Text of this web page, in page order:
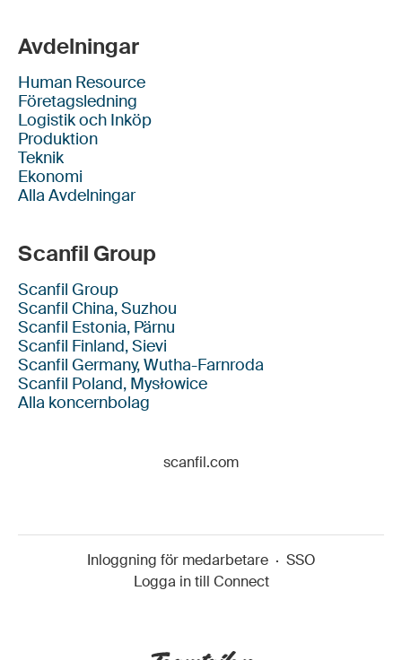
Avdelningar
Human Resource
Företagsledning
Logistik och Inköp
Produktion
Teknik
Ekonomi
Alla Avdelningar
Scanfil Group
Scanfil Group
Scanfil China, Suzhou
Scanfil Estonia, Pärnu
Scanfil Finland, Sievi
Scanfil Germany, Wutha-Farnroda
Scanfil Poland, Mysłowice
Alla koncernbolag
scanfil.com
Inloggning för medarbetare · SSO
Logga in till Connect